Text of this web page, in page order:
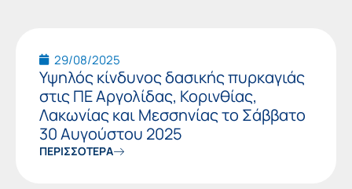
29/08/2025
Υψηλός κίνδυνος δασικής πυρκαγιάς
στις ΠΕ Αργολίδας, Κορινθίας,
Λακωνίας και Μεσσηνίας το Σάββατο
30 Αυγούστου 2025
ΠΕΡΙΣΣΟΤΕΡΑ